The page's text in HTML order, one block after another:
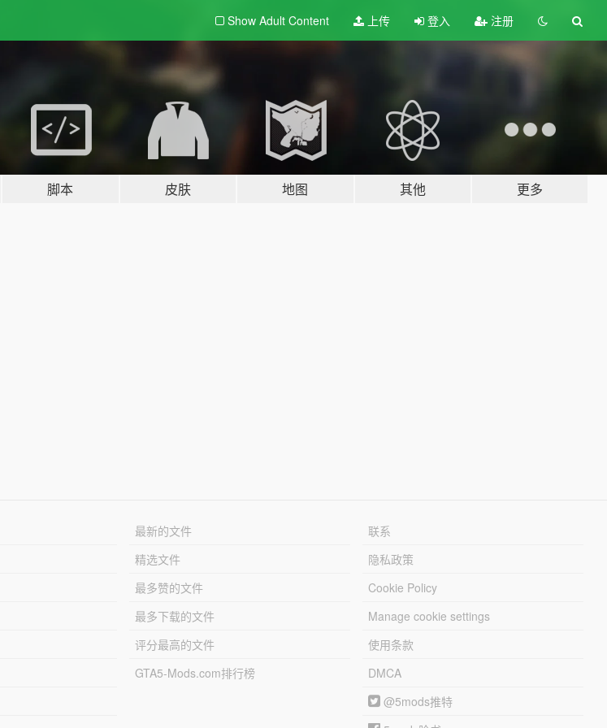
Show Adult Content 上传 登入 注册
脚本 皮肤 地图 其他 更多
最新的文件
精选文件
最多赞的文件
最多下载的文件
评分最高的文件
GTA5-Mods.com排行榜
联系
隐私政策
Cookie Policy
Manage cookie settings
使用条款
DMCA
@5mods推特